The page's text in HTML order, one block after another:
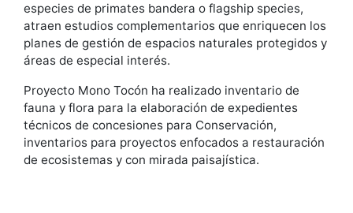
especies de primates bandera o flagship species,
atraen estudios complementarios que enriquecen los
planes de gestión de espacios naturales protegidos y
áreas de especial interés.
Proyecto Mono Tocón ha realizado inventario de
fauna y flora para la elaboración de expedientes
técnicos de concesiones para Conservación,
inventarios para proyectos enfocados a restauración
de ecosistemas y con mirada paisajística.